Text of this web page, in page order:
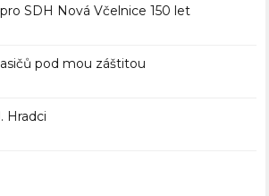
SDH Nová Včelnice 150 let
pod mou záštitou
Hradci